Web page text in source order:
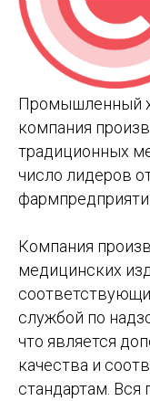
Промышленный
компания
традиционных
число лидеров
Компания
медицинских
службой по
что является
качества и
стандартам.